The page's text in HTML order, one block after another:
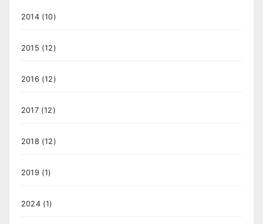
2014(10)
2015 (12)
2016 (12)
2017(12)
2018 (12)
2019 (1)
2024(1)